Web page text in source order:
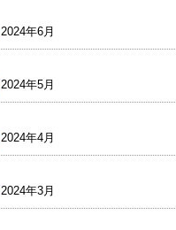
2024年6月
2024年5月
2024年4月
2024年3月